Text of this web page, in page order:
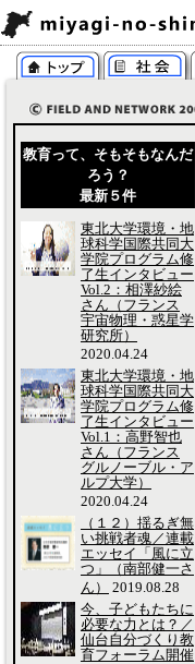
教育って、そもそもなんだ
ろう？
最新５件
東北大学環境・地
球科学国際共同大
学院プログラム修
了生インタビュー
Vol.2：相澤紗絵
さん（フランス
宇宙物理・惑星学
研究所）
2020.04.24
東北大学環境・地
球科学国際共同大
学院プログラム修
了生インタビュー
Vol.1：高野智也
さん（フランス
グルノーブル・ア
ルプ大学）
2020.04.24
（１２）揺るぎ無
い挑戦者魂／連載
エッセイ「風に立
つ」（南部健一さ
ん）
2019.08.28
今、子どもたちに
必要な力とは？／
仙台自分づくり教
育フォーラム開催